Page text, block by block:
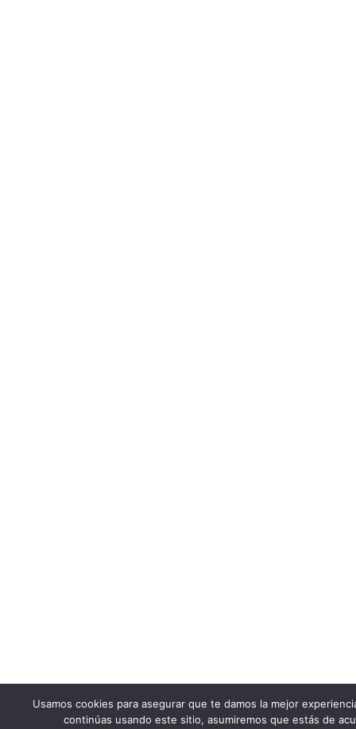
Usamos cookies para asegurar que te damos la mejor
continúas usando este sitio, asumiremos que estás de